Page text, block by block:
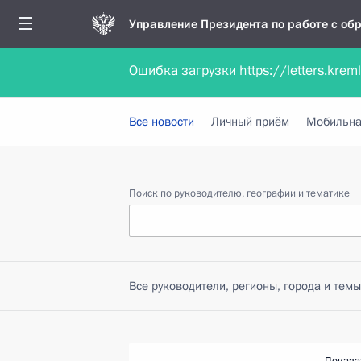
Управление Президента по работе с
Обратиться в форме электронного
Все новости Личный приём
Поиск по руководителю, географии и тематике
Все руководители, регионы, города и темы
Ошибка загрузки https://